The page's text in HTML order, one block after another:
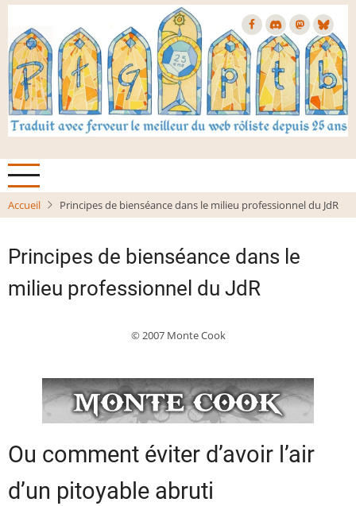
Aller
contenu
principal
Accueil Principes de bienséance dans le milieu professionnel du JdR
Principes de bienséance dans le
milieu professionnel du JdR
© 2007 Monte Cook
Ou comment éviter d’avoir l’air
d’un pitoyable abruti